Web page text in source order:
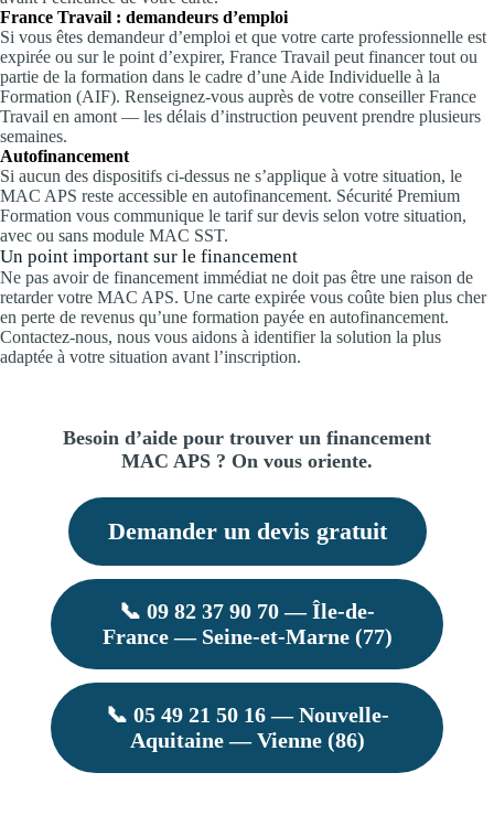
France Travail : demandeurs d’emploi
Si vous êtes demandeur d’emploi et que votre carte professionnelle est
expirée ou sur le point d’expirer, France Travail peut financer tout ou
partie de la formation dans le cadre d’une Aide Individuelle à la
Formation (AIF). Renseignez-vous auprès de votre conseiller France
Travail en amont — les délais d’instruction peuvent prendre plusieurs
semaines.
Autofinancement
Si aucun des dispositifs ci-dessus ne s’applique à votre situation, le
MAC APS reste accessible en autofinancement. Sécurité Premium
Formation vous communique le tarif sur devis selon votre situation,
avec ou sans module MAC SST.
Un point important sur le financement
Ne pas avoir de financement immédiat ne doit pas être une raison de
retarder votre MAC APS. Une carte expirée vous coûte bien plus cher
en perte de revenus qu’une formation payée en autofinancement.
Contactez-nous, nous vous aidons à identifier la solution la plus
adaptée à votre situation avant l’inscription.
Besoin d’aide pour trouver un financement
MAC APS ? On vous oriente.
Demander un devis gratuit
📞 09 82 37 90 70 — Île-de-
France — Seine-et-Marne (77)
📞 05 49 21 50 16 — Nouvelle-
Aquitaine — Vienne (86)